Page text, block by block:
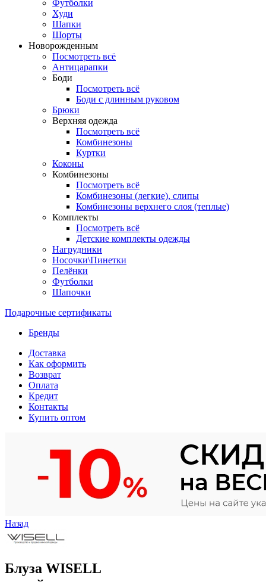
Футболки
Худи
Шапки
Шорты
Новорожденным
Посмотреть всё
Антицарапки
Боди
Посмотреть всё
Боди с длинным руковом
Брюки
Верхняя одежда
Посмотреть всё
Комбинезоны
Куртки
Коконы
Комбинезоны
Посмотреть всё
Комбинезоны (легкие), слипы
Комбинезоны верхнего слоя (теплые)
Комплекты
Посмотреть всё
Детские комплекты одежды
Нагрудники
Носочки\Пинетки
Пелёнки
Футболки
Шапочки
Подарочные сертификаты
Бренды
Доставка
Как оформить
Возврат
Оплата
Кредит
Контакты
Купить оптом
Назад
Блуза WISELL